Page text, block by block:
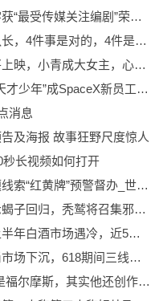
《满江红》编剧陈宇获“最受传媒关注编剧”荣誉|全球新视野
全球微动态丨惊奇队长，4件事是对的，4件是错的
《白蛇：劫起》即将上映，小青成大女主，心怀执念勇闯修罗城-世界热讯
全球今热点：14岁“天才少年”成SpaceX新员工 年薪百万还会中国功夫
消息
告及海报 故事狂野尺度惊人
秒长视频如何打开
西双版纳州实施问题线索“红黄牌”预警督办_世界速看料
《蜘蛛侠》演员预示蝎子回归，秃鹫将召集邪恶六人组对抗蜘蛛侠
中酒协中期研报：上半年白酒市场遇冷，近5成酒商称库存压力在增长 环球观热点
天天观点：循环时尚市场下沉，618期间三线城市增速明显
柯南·道尔的代表作是福尔摩斯，其实他还创作了“失落的世界”